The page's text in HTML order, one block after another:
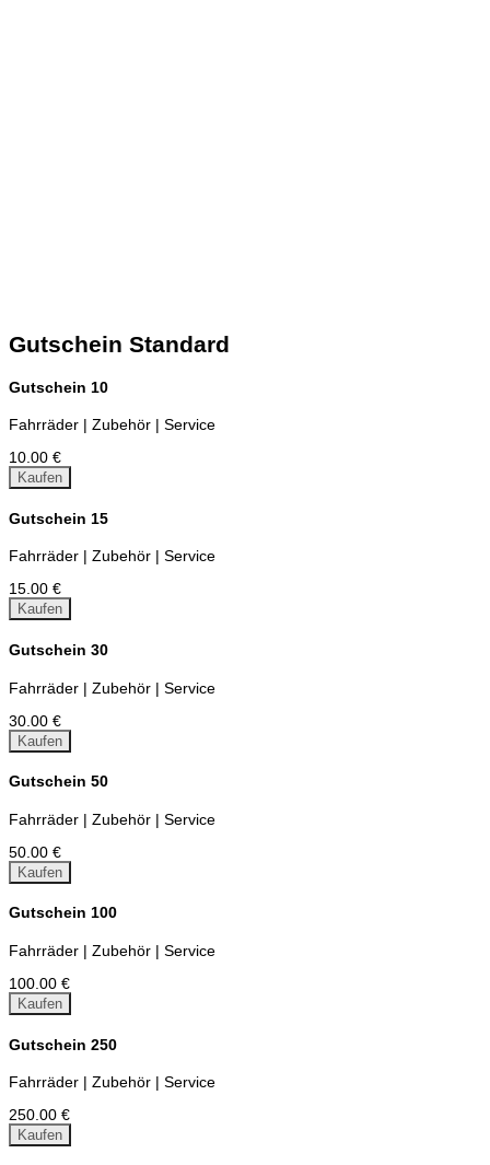
Gutschein Standard
Gutschein 10
Fahrräder | Zubehör | Service
10.00 €
Kaufen
Gutschein 15
Fahrräder | Zubehör | Service
15.00 €
Kaufen
Gutschein 30
Fahrräder | Zubehör | Service
30.00 €
Kaufen
Gutschein 50
Fahrräder | Zubehör | Service
50.00 €
Kaufen
Gutschein 100
Fahrräder | Zubehör | Service
100.00 €
Kaufen
Gutschein 250
Fahrräder | Zubehör | Service
250.00 €
Kaufen